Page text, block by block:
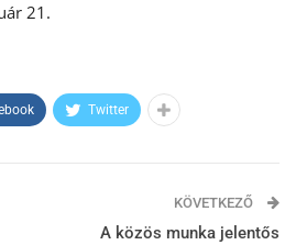
21.
Twitter
KÖVETKEZŐ
A közös munka jelentős